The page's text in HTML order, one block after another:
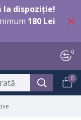
la dispoziție!
180 Lei
0
0